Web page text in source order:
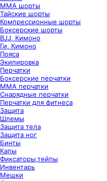
ММА шорты
Тайские шорты
Компрессионные шорты
Боксерские шорты
BJJ, Кимоно
Ги, Кимоно
Пояса
Экипировка
Перчатки
Боксерские перчатки
ММА перчатки
Снарядные перчатки
Перчатки для фитнеса
Защита
Шлемы
Защита тела
Защита ног
Бинты
Капы
Фиксаторы,тейпы
Инвентарь
Мешки